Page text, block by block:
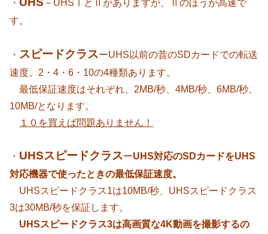
・
－UHSⅠとⅡがありますが、Ⅱのほうが高速で
す。
・ スピードクラスーUHS以前の昔のSDカードでの転送
速度。2・4・6・10の4種類あります。
最低保証速度はそれぞれ、2MB/秒、4MB/秒、6MB/秒、
10MB/となります。
１０を買えば問題ありません！
・ UHSスピードクラスーUHS対応のSDカードをUHS
対応機器で使ったときの最低保証速度。
UHSスピードクラス1は10MB/秒、UHSスピードクラス
3は30MB/秒を保証します。
UHSスピードクラス3は高画質な4K動画を撮影するの